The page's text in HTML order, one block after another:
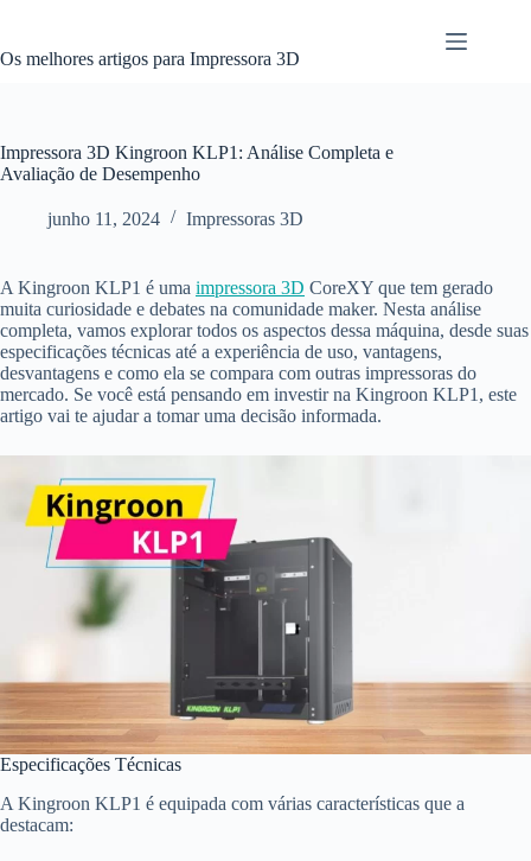
o
Os melhores artigos para Impressora 3D
Impressora 3D Kingroon KLP1: Análise Completa e
Avaliação de Desempenho
junho 11, 2024 Impressoras 3D
A Kingroon KLP1 é uma impressora 3D CoreXY que tem gerado
muita curiosidade e debates na comunidade maker. Nesta análise
completa, vamos explorar todos os aspectos dessa máquina, desde suas
especificações técnicas até a experiência de uso, vantagens,
desvantagens e como ela se compara com outras impressoras do
mercado. Se você está pensando em investir na Kingroon KLP1, este
artigo vai te ajudar a tomar uma decisão informada.
Especificações Técnicas
A Kingroon KLP1 é equipada com várias características que a
destacam: